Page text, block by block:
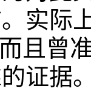
实际
且曾
证据